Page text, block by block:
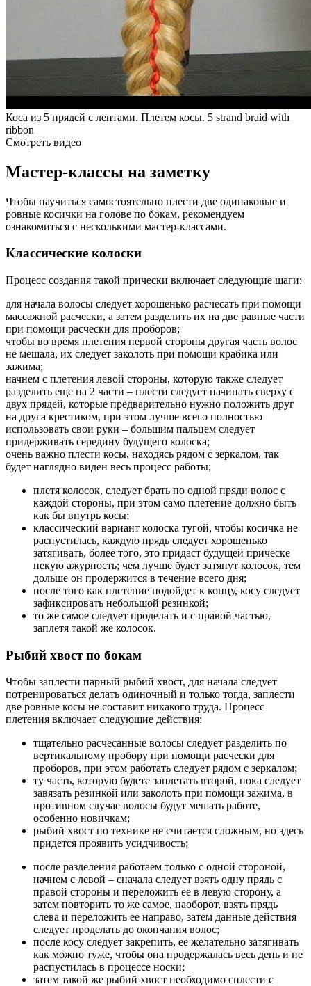
Коса из 5 прядей с лентами. Плетем косы. 5 strand braid with
ribbon
Смотреть видео
Мастер-классы на заметку
Чтобы научиться самостоятельно плести две одинаковые и
ровные косички на голове по бокам, рекомендуем
ознакомиться с несколькими мастер-классами.
Классические колоски
Процесс создания такой прически включает следующие шаги:
для начала волосы следует хорошенько расчесать при помощи
массажной расчески, а затем разделить их на две равные части
при помощи расчески для проборов;
чтобы во время плетения первой стороны другая часть волос
не мешала, их следует заколоть при помощи крабика или
зажима;
начнем с плетения левой стороны, которую также следует
разделить еще на 2 части – плести следует начинать сверху с
двух прядей, которые предварительно нужно положить друг
на друга крестиком, при этом лучше всего полностью
использовать свои руки – большим пальцем следует
придерживать середину будущего колоска;
очень важно плести косы, находясь рядом с зеркалом, так
будет наглядно виден весь процесс работы;
плетя колосок, следует брать по одной пряди волос с
каждой стороны, при этом само плетение должно быть
как бы внутрь косы;
классический вариант колоска тугой, чтобы косичка не
распустилась, каждую прядь следует хорошенько
затягивать, более того, это придаст будущей прическе
некую ажурность; чем лучше будет затянут колосок, тем
дольше он продержится в течение всего дня;
после того как плетение подойдет к концу, косу следует
зафиксировать небольшой резинкой;
то же самое следует проделать и с правой частью,
заплетя такой же колосок.
Рыбий хвост по бокам
Чтобы заплести парный рыбий хвост, для начала следует
потренироваться делать одиночный и только тогда, заплести
две ровные косы не составит никакого труда. Процесс
плетения включает следующие действия:
тщательно расчесанные волосы следует разделить по
вертикальному пробору при помощи расчески для
проборов, при этом работать следует рядом с зеркалом;
ту часть, которую будете заплетать второй, пока следует
завязать резинкой или заколоть при помощи зажима, в
противном случае волосы будут мешать работе,
особенно новичкам;
рыбий хвост по технике не считается сложным, но здесь
придется проявить усидчивость;
после разделения работаем только с одной стороной,
начнем с левой – сначала следует взять одну прядь с
правой стороны и переложить ее в левую сторону, а
затем повторить то же самое, наоборот, взять прядь
слева и переложить ее направо, затем данные действия
следует проделать до окончания волос;
после косу следует закрепить, ее желательно затягивать
как можно туже, чтобы она продержалась весь день и не
распустилась в процессе носки;
затем такой же рыбий хвост необходимо сплести с